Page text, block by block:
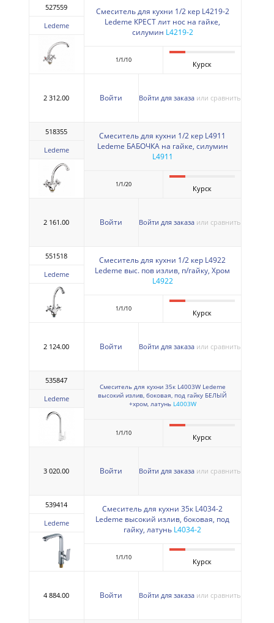
527559
Ledeme
Смеситель для кухни 1/2 кер L4219-2
Ledeme КРЕСТ лит нос на гайке,
силумин L4219-2
1/1/10 Курск
2 312.00 Войти Войти для заказа или сравнить
518355
Ledeme
Смеситель для кухни 1/2 кер L4911
Ledeme БАБОЧКА на гайке, силумин
L4911
1/1/20 Курск
2 161.00 Войти Войти для заказа или сравнить
551518
Ledeme
Смеситель для кухни 1/2 кер L4922
Ledeme выс. пов излив, п/гайку, Хром
L4922
1/1/10 Курск
2 124.00 Войти Войти для заказа или сравнить
535847
Ledeme
Смеситель для кухни 35к L4003W Ledeme
высокий излив, боковая, под гайку БЕЛЫЙ
+хром, латунь L4003W
1/1/10 Курск
3 020.00 Войти Войти для заказа или сравнить
539414
Ledeme
Смеситель для кухни 35к L4034-2
Ledeme высокий излив, боковая, под
гайку, латунь L4034-2
1/1/10 Курск
4 884.00 Войти Войти для заказа или сравнить